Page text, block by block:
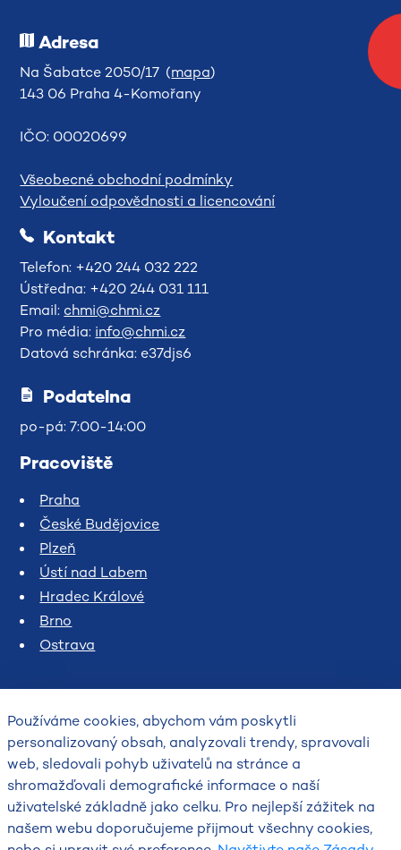
Adresa
Na Šabatce 2050/17 (mapa)
143 06 Praha 4-Komořany
IČO: 00020699
Všeobecné obchodní podmínky
Vyloučení odpovědnosti a licencování
Kontakt
Telefon: +420 244 032 222
Ústředna: +420 244 031 111
Email: chmi@chmi.cz
Pro média: info@chmi.cz
Datová schránka: e37djs6
Podatelna
po-pá: 7:00-14:00
Pracoviště
Praha
České Budějovice
Plzeň
Ústí nad Labem
Hradec Králové
Brno
Ostrava
2026
Český hydrometeorologický ústav
Používáme cookies, abychom vám poskytli
personalizovaný obsah, analyzovali trendy, spravovali
web, sledovali pohyb uživatelů na stránce a
shromažďovali demografické informace o naší
uživatelské základně jako celku. Pro nejlepší zážitek na
našem webu doporučujeme přijmout všechny cookies,